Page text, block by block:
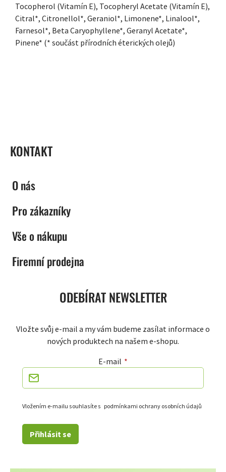
Tocopherol (Vitamín E), Tocopheryl Acetate (Vitamín E),
Citral*, Citronellol*, Geraniol*, Limonene*, Linalool*,
Farnesol*, Beta Caryophyllene*, Geranyl Acetate*,
Pinene* (* součást přírodních éterických olejů)
KONTAKT
O nás
Pro zákazníky
Vše o nákupu
Firemní prodejna
ODEBÍRAT NEWSLETTER
Vložte svůj e-mail a my vám budeme zasílat informace o
nových produktech na našem e-shopu.
E-mail
Vložením e-mailu souhlasíte s podmínkami ochrany osobních údajů
Přihlásit se